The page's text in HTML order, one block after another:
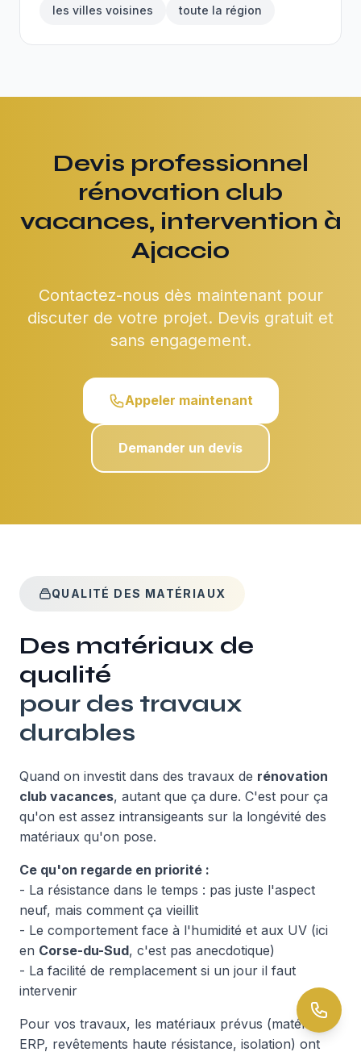
les villes voisines toute la région
Devis professionnel
rénovation club
vacances, intervention à
Ajaccio
Contactez-nous dès maintenant pour
discuter de votre projet. Devis gratuit et
sans engagement.
Appeler maintenant
Demander un devis
QUALITÉ DES MATÉRIAUX
Des matériaux de
qualité
pour des travaux
durables
Quand on investit dans des travaux de rénovation
club vacances, autant que ça dure. C'est pour ça
qu'on est assez intransigeants sur la longévité des
matériaux qu'on pose.
Ce qu'on regarde en priorité :
- La résistance dans le temps : pas juste l'aspect
neuf, mais comment ça vieillit
- Le comportement face à l'humidité et aux UV (ici
en Corse-du-Sud, c'est pas anecdotique)
- La facilité de remplacement si un jour il faut
intervenir
Pour vos travaux, les matériaux prévus (matériaux
ERP, revêtements haute résistance, isolation) ont